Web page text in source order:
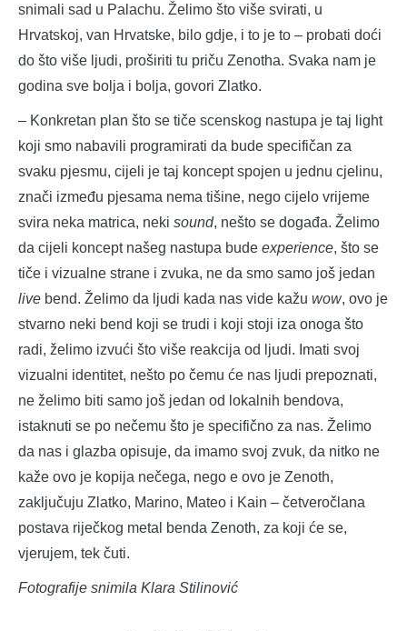
snimali sad u Palachu. Želimo što više svirati, u
Hrvatskoj, van Hrvatske, bilo gdje, i to je to – probati doći
do što više ljudi, proširiti tu priču Zenotha. Svaka nam je
godina sve bolja i bolja, govori Zlatko.
– Konkretan plan što se tiče scenskog nastupa je taj light
koji smo nabavili programirati da bude specifičan za
svaku pjesmu, cijeli je taj koncept spojen u jednu cjelinu,
znači između pjesama nema tišine, nego cijelo vrijeme
svira neka matrica, neki sound, nešto se događa. Želimo
da cijeli koncept našeg nastupa bude experience, što se
tiče i vizualne strane i zvuka, ne da smo samo još jedan
live bend. Želimo da ljudi kada nas vide kažu wow, ovo je
stvarno neki bend koji se trudi i koji stoji iza onoga što
radi, želimo izvući što više reakcija od ljudi. Imati svoj
vizualni identitet, nešto po čemu će nas ljudi prepoznati,
ne želimo biti samo još jedan od lokalnih bendova,
istaknuti se po nečemu što je specifično za nas. Želimo
da nas i glazba opisuje, da imamo svoj zvuk, da nitko ne
kaže ovo je kopija nečega, nego e ovo je Zenoth,
zaključuju Zlatko, Marino, Mateo i Kain – četveročlana
postava riječkog metal benda Zenoth, za koji će se,
vjerujem, tek čuti.
Fotografije snimila Klara Stilinović